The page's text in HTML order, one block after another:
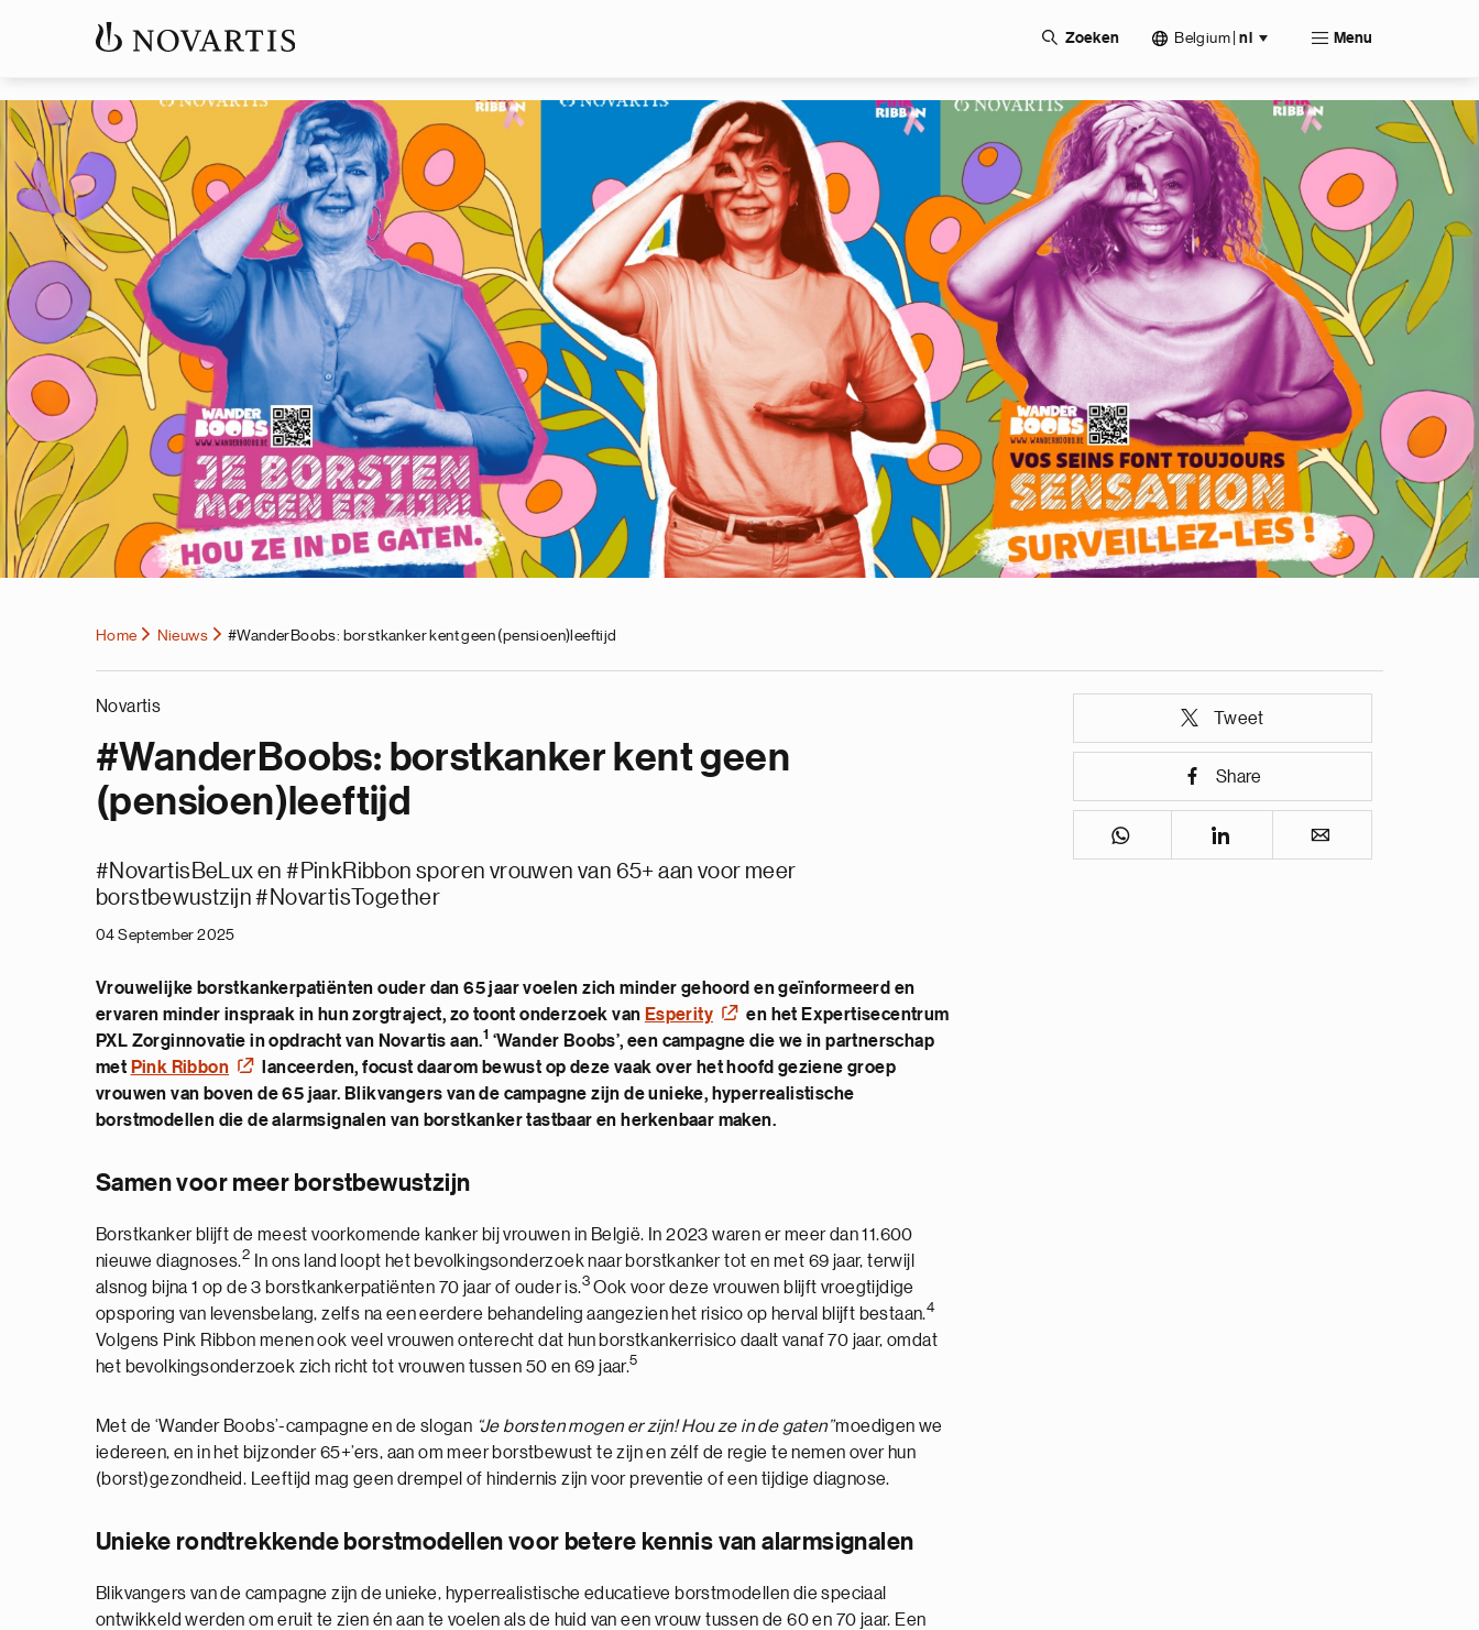
Zoeken Belgium nl Menu
Home Nieuws #WanderBoobs: borstkanker kent geen (pensioen)leeftijd
Novartis
#WanderBoobs: borstkanker kent geen
(pensioen)leeftijd
#NovartisBeLux en #PinkRibbon sporen vrouwen van 65+ aan voor meer
borstbewustzijn #NovartisTogether
04 September 2025
Vrouwelijke borstkankerpatiënten ouder dan 65 jaar voelen zich minder gehoord en geïnformeerd en
ervaren minder inspraak in hun zorgtraject, zo toont onderzoek van Esperity
en het Expertisecentrum
PXL Zorginnovatie in opdracht van Novartis aan.1 ‘Wander Boobs’, een campagne die we in partnerschap
met Pink Ribbon
lanceerden, focust daarom bewust op deze vaak over het hoofd geziene groep
vrouwen van boven de 65 jaar. Blikvangers van de campagne zijn de unieke, hyperrealistische
borstmodellen die de alarmsignalen van borstkanker tastbaar en herkenbaar maken.
Samen voor meer borstbewustzijn
Borstkanker blijft de meest voorkomende kanker bij vrouwen in België. In 2023 waren er meer dan 11.600
nieuwe diagnoses.2
In ons land loopt het bevolkingsonderzoek naar borstkanker tot en met 69 jaar, terwijl
alsnog bijna 1 op de 3 borstkankerpatiënten 70 jaar of ouder is.3 Ook voor deze vrouwen blijft vroegtijdige
opsporing van levensbelang, zelfs na een eerdere behandeling aangezien het risico op herval blijft bestaan.4
Volgens Pink Ribbon menen ook veel vrouwen onterecht dat hun borstkankerrisico daalt vanaf 70 jaar, omdat
het bevolkingsonderzoek zich richt tot vrouwen tussen 50 en 69 jaar.5
Met de ‘Wander Boobs’-campagne en de slogan “Je borsten mogen er zijn! Hou ze in de gaten”moedigen we
iedereen, en in het bijzonder 65+’ers, aan om meer borstbewust te zijn en zélf de regie te nemen over hun
(borst)gezondheid. Leeftijd mag geen drempel of hindernis zijn voor preventie of een tijdige diagnose.
Unieke rondtrekkende borstmodellen voor betere kennis van alarmsignalen
Blikvangers van de campagne zijn de unieke, hyperrealistische educatieve borstmodellen die speciaal
ontwikkeld werden om eruit te zien én aan te voelen als de huid van een vrouw tussen de 60 en 70 jaar. Een
Tweet
Share